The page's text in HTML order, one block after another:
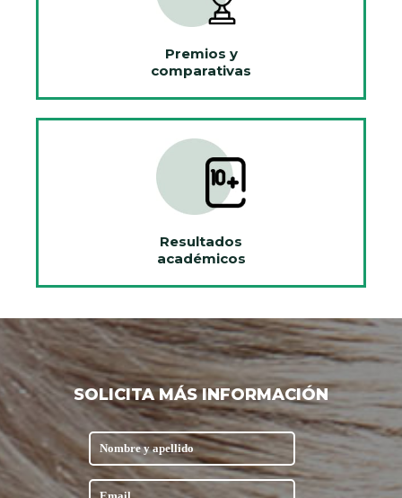
Premios y
comparativas
Resultados
académicos
SOLICITA MÁS INFORMACIÓN